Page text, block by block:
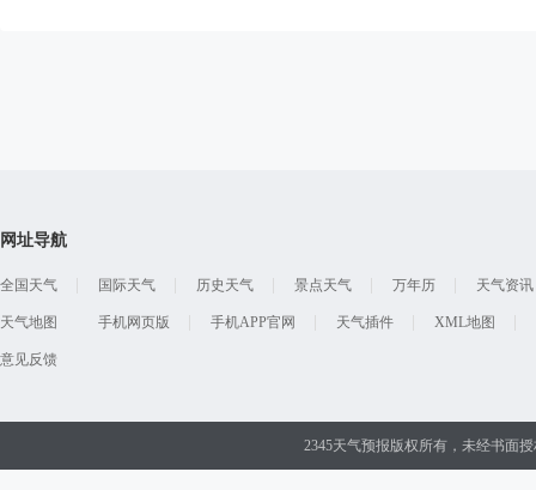
网址导航
全国天气 国际天气 历史天气 景点天气 万年历 天气资讯
天气地图 手机网页版 手机APP官网 天气插件 XML地图
意见反馈
2345天气预报版权所有，未经书面